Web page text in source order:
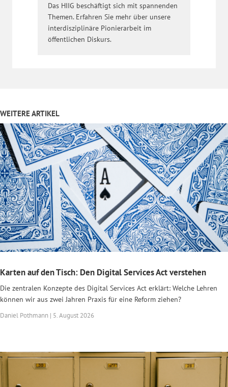
Das HIIG beschäftigt sich mit spannenden
Themen. Erfahren Sie mehr über unsere
interdisziplinäre Pionierarbeit im
öffentlichen Diskurs.
WEITERE ARTIKEL
Karten auf den Tisch: Den Digital Services Act verstehen
Die zentralen Konzepte des Digital Services Act erklärt: Welche Lehren
können wir aus zwei Jahren Praxis für eine Reform ziehen?
Daniel Pothmann | 5. August 2026